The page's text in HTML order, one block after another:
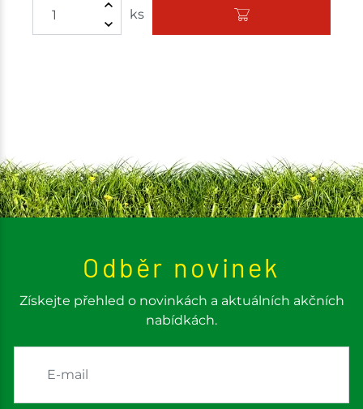
ks
Odběr novinek
Získejte přehled o novinkách a aktuálních akčních
nabídkách.